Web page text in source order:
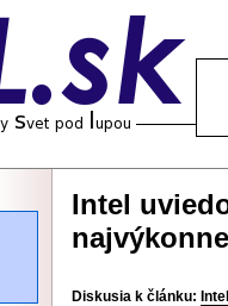
Intel
Diskusia k článku: